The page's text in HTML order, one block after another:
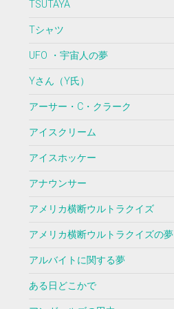
TSUTAYA
Tシャツ
UFO ・宇宙人の夢
Yさん（Y氏）
アーサー・C・クラーク
アイスクリーム
アイスホッケー
アナウンサー
アメリカ横断ウルトラクイズ
アメリカ横断ウルトラクイズの夢
アルバイトに関する夢
ある日どこかで